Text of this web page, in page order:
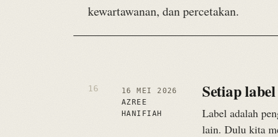
kewartawanan, dan percetakan.
16 MEI 2026
AZREE
HANIFIAH
Setiap
Label adalah
lain. Dulu kita